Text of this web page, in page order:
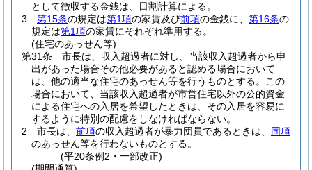
として徴収する金銭は、日割計算による。
3
第15条の規定は第1項の家賃及び前項の金銭に、 第16条の
規定は第1項の家賃にそれぞれ準用する。
(住宅のあっせん等)
第31条
市長は、収入超過者に対し、当該収入超過者から申
出があった場合その他必要があると認める場合において
は、他の適当な住宅のあっせん等を行うものとする。
この
場合において、当該収入超過者が市営住宅以外の公的資金
による住宅への入居を希望したときは、その入居を容易に
するように特別の配慮をしなければならない。
2
市長は、 前項の収入超過者が暴力団員であるときは、 同項
のあっせん等を行わないものとする。
(平20条例2・一部改正)